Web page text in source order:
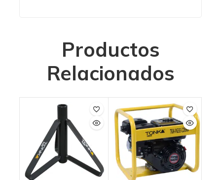
Productos
Relacionados